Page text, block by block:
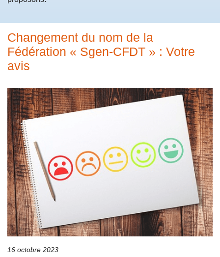
Changement du nom de la
Fédération « Sgen-CFDT » : Votre
avis
16 octobre 2023